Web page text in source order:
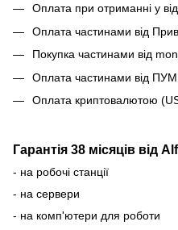
Оплата при отриманні у
Оплата частинами від
Покупка частинами від
Оплата частинами від
Оплата криптовалютою
Гарантія 38 місяців від
- на робочі станції
- на сервери
- на комп'ютери для роботи